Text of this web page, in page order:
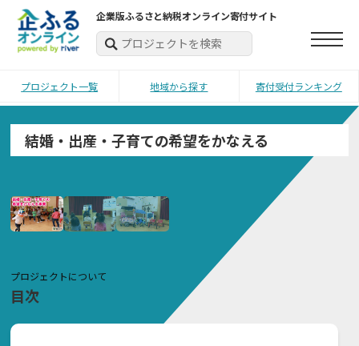
企業版ふるさと納税オンライン寄付サイト
プロジェクト一覧 地域から探す 寄付受付ランキング
結婚・出産・子育ての希望をかなえる
プロジェクトについて
目次